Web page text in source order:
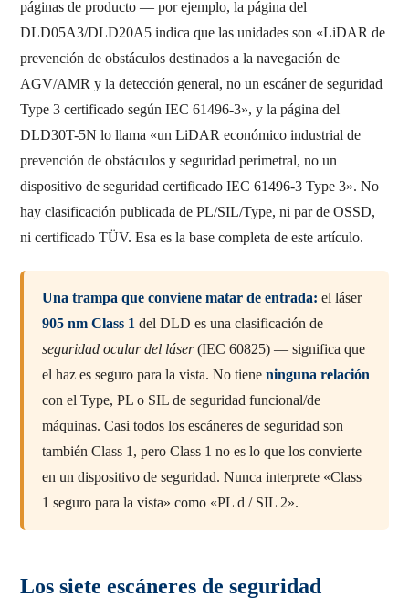
páginas de producto — por ejemplo, la página del
DLD05A3/DLD20A5 indica que las unidades son «LiDAR de
prevención de obstáculos destinados a la navegación de
AGV/AMR y la detección general, no un escáner de seguridad
Type 3 certificado según IEC 61496-3», y la página del
DLD30T-5N lo llama «un LiDAR económico industrial de
prevención de obstáculos y seguridad perimetral, no un
dispositivo de seguridad certificado IEC 61496-3 Type 3». No
hay clasificación publicada de PL/SIL/Type, ni par de OSSD,
ni certificado TÜV. Esa es la base completa de este artículo.
Una trampa que conviene matar de entrada: el láser
905 nm Class 1 del DLD es una clasificación de
seguridad ocular del láser(IEC 60825) — significa que
el haz es seguro para la vista. No tiene ninguna relación
con el Type, PL o SIL de seguridad funcional/de
máquinas. Casi todos los escáneres de seguridad son
también Class 1, pero Class 1 no es lo que los convierte
en un dispositivo de seguridad. Nunca interprete «Class
1 seguro para la vista» como «PL d / SIL 2».
Los siete escáneres de seguridad